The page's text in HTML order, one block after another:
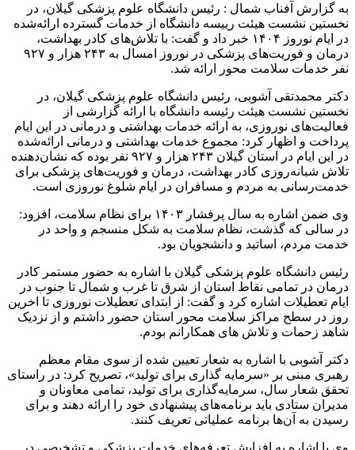
به گزارش آفناب شمال : رئیس دانشگاه علوم پزشکی گیلان، در
نخستین نشست هیئت رییسه دانشگاه از خدمات گسترده ارائه‌شده
در ایام نوروز ۱۴۰۴ خبر داد و گفت: با تلاش‌های کادر بهداشت،
درمان و فوریت‌های پزشکی در نوروز امسال به ۲۴۳ هزار و ۹۲۷
نفر خدمات سلامت محور ارائه شد.
دکتر محمدتقی آشوبی، رئیس دانشگاه علوم پزشکی گیلان، در
نخستین نشست هیئت رئیسه دانشگاه با ارائه گزارشی از
فعالیت‌های نوروزی، به ارائه خدمات بهداشتی و درمانی در این ایام
پرداخت و اظهار کرد: مجموع خدمات بهداشتی و درمانی ارائه‌شده
در این ایام در استان گیلان ۲۴۳ هزار و ۹۲۷ نفر بوده که نشان‌دهنده
تلاش شبانه‌روزی کادر بهداشت، درمان و فوریت‌های پزشکی برای
خدمت‌رسانی به مردم و مسافران در ایام شلوغ نوروزی است.
وی ضمن اشاره به سال پرفشار ۱۴۰۳ برای نظام سلامت، افزود:
در سالی که گذشت، نظام سلامت به شکل منسجم و واحد در
خدمت مردم، اساتید و دانشجویان بود.
رئیس دانشگاه علوم پزشکی گیلان با اشاره به حضور مستمر کادر
درمان در تمامی نقاط استان از شرق تا غرب و شمال تا جنوب در
ایام تعطیلات اشاره کرد و گفت: از ابتدای تعطیلات نوروزی تا اخرین
روز در سطح مراکز سلامت محور استان حضور داشتم و از نزدیک
شاهد زحمات و تلاش های همکارانم بودم.
دکتر آشوبی با اشاره به شعار تعیین شده از سوی مقام معظم
رهبری مبنی بر «سرمایه گذاری برای تولید»، تصریح کرد: در راستای
تحقق شعار سال، سرمایه‌گذاری برای تولید، تمامی معاونان و
مدیران ستادی باید برنامه‌های پیشنهادی خود را ارائه دهند و برای
رسیدن به آن‌ها برنامه عملیاتی تعریف کنند.
وی با اشاره به افزایش تعرفه‌های خدمات پزشکی و تشخیصی در